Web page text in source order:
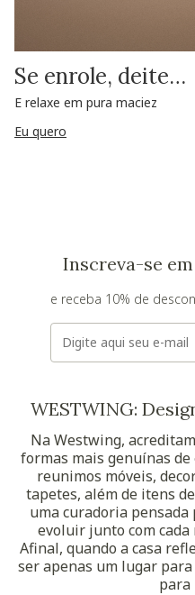
Se enrole, deite…
E relaxe em pura maciez
Eu quero
Inscreva-se
e receba 10% de
E-mail
WESTWING:
Na Westwing,
formas mais genuínas de
reunimos móveis,
tapetes, além de itens
uma curadoria
evoluir junto com cada
Afinal, quando a casa
ser apenas um lugar
para